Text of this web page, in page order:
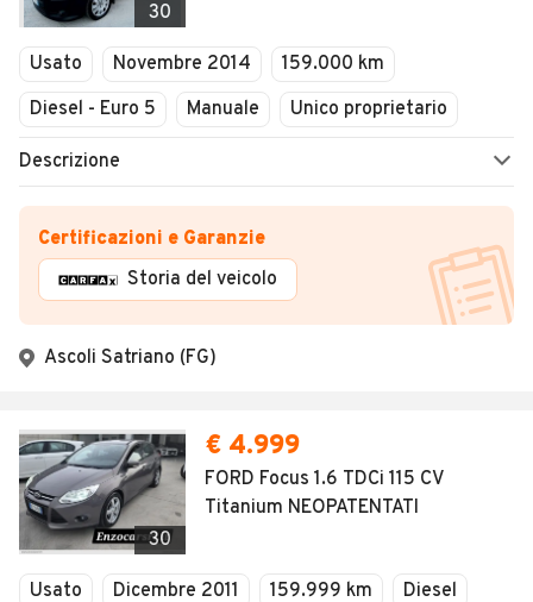
30
Usato Novembre 2014
159.000 km
Diesel - Euro 5
Manuale Unico proprietario
Descrizione
Certificazioni e Garanzie
Storia del veicolo
Ascoli Satriano (FG)
30
€ 4.999
FORD Focus 1.6 TDCi 115 CV
Titanium NEOPATENTATI
Usato Dicembre 2011 159.999 km Diesel